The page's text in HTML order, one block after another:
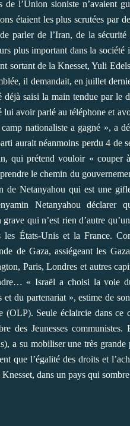
de l’Union sioniste n’avaient
étaient les plus scrutées par
parler de l’Iran, de la
plus important dans la société
sortant de la Knesset, Yuli
il demandait, en juillet
déjà saisi la main tendue par
avoir parlé au téléphone et
nationaliste a gagné », a
aurait néanmoins perdu 4 de
qui prétend vouloir « couper
le chemin du
Netanyahou qui est une
Netanyahou déclarer
qui n’est rien d’autre
États-Unis et la France.
de Gaza, assiégeant les
Paris, Londres et autres
« Israël a choisi la voie
du partenariat », estime de
(OLP). Seule éclaircie dans
des Jeunesses
a su mobiliser une très grande
que l’égalité des droits et
dans un pays qui